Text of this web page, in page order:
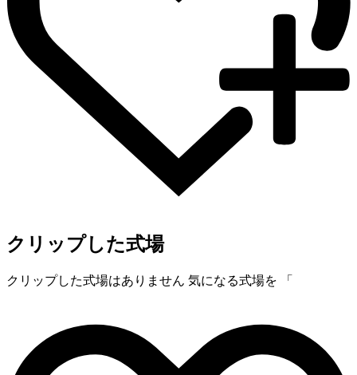
クリップした式場
クリップした式場はありません 気になる式場を 「